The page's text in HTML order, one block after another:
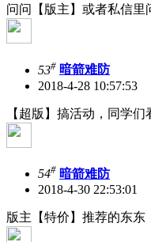
问问【版主】或者私信里
53# 暗箭难防
2018-4-28 10:57:53
【超版】搞活动，同学
54# 暗箭难防
2018-4-30 22:53:01
版主【特价】推荐的东东